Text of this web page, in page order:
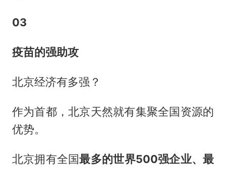
03
疫苗的强助攻
北京经济有多强？
作为首都，北京天然就有集聚全国资源的
优势。
北京拥有全国最多的世界500强企业、最